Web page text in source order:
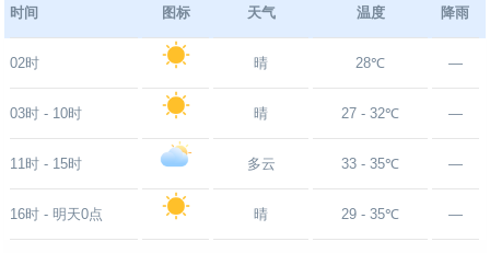
时间 图标 天气 温度 降雨
02时 晴 28℃ —
03时 - 10时 晴 27 - 32℃ —
11时 - 15时 多云 33 - 35℃ —
16时 - 明天0点 晴 29 - 35℃ —